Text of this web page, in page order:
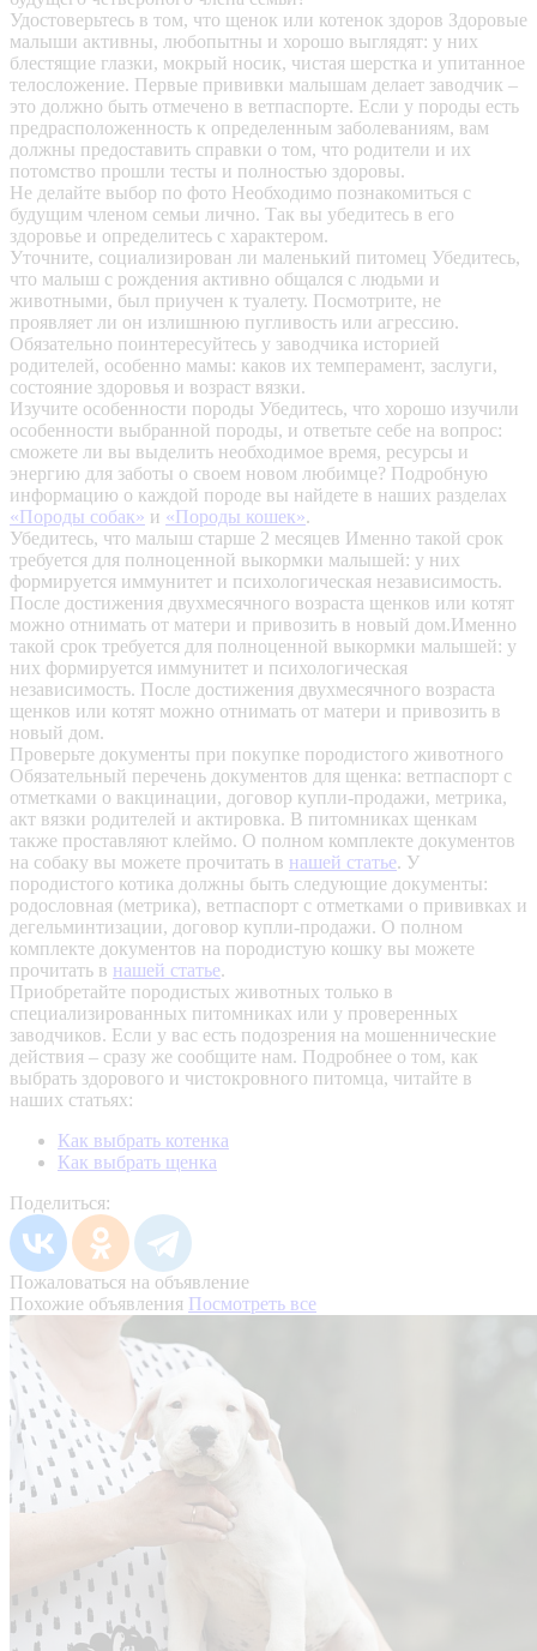
Удостоверьтесь в том, что щенок или котенок здоров Здоровые
малыши активны, любопытны и хорошо выглядят: у них
блестящие глазки, мокрый носик, чистая шерстка и упитанное
телосложение. Первые прививки малышам делает заводчик –
это должно быть отмечено в ветпаспорте. Если у породы есть
предрасположенность к определенным заболеваниям, вам
должны предоставить справки о том, что родители и их
потомство прошли тесты и полностью здоровы.
Не делайте выбор по фото Необходимо познакомиться с
будущим членом семьи лично. Так вы убедитесь в его
здоровье и определитесь с характером.
Уточните, социализирован ли маленький питомец Убедитесь,
что малыш с рождения активно общался с людьми и
животными, был приучен к туалету. Посмотрите, не
проявляет ли он излишнюю пугливость или агрессию.
Обязательно поинтересуйтесь у заводчика историей
родителей, особенно мамы: каков их темперамент, заслуги,
состояние здоровья и возраст вязки.
Изучите особенности породы Убедитесь, что хорошо изучили
особенности выбранной породы, и ответьте себе на вопрос:
сможете ли вы выделить необходимое время, ресурсы и
энергию для заботы о своем новом любимце? Подробную
информацию о каждой породе вы найдете в наших разделах
«Породы собак» и «Породы кошек».
Убедитесь, что малыш старше 2 месяцев Именно такой срок
требуется для полноценной выкормки малышей: у них
формируется иммунитет и психологическая независимость.
После достижения двухмесячного возраста щенков или котят
можно отнимать от матери и привозить в новый дом.Именно
такой срок требуется для полноценной выкормки малышей: у
них формируется иммунитет и психологическая
независимость. После достижения двухмесячного возраста
щенков или котят можно отнимать от матери и привозить в
новый дом.
Проверьте документы при покупке породистого животного
Обязательный перечень документов для щенка: ветпаспорт с
отметками о вакцинации, договор купли-продажи, метрика,
акт вязки родителей и актировка. В питомниках щенкам
также проставляют клеймо. О полном комплекте документов
на собаку вы можете прочитать в нашей статье. У
породистого котика должны быть следующие документы:
родословная (метрика), ветпаспорт с отметками о прививках и
дегельминтизации, договор купли-продажи. О полном
комплекте документов на породистую кошку вы можете
прочитать в нашей статье.
Приобретайте породистых животных только в
специализированных питомниках или у проверенных
заводчиков. Если у вас есть подозрения на мошеннические
действия – сразу же сообщите нам. Подробнее о том, как
выбрать здорового и чистокровного питомца, читайте в
наших статьях:
Как выбрать котенка
Как выбрать щенка
Поделиться:
Пожаловаться на объявление
Похожие объявления Посмотреть все